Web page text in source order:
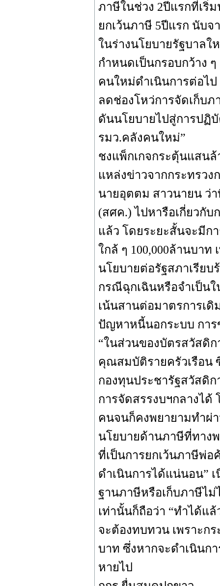
ภาษีในช่วง 2ปีแรกที่เริ่
ยกเว้นภาษี 5ปีแรก นับจ
ในร่างนโยบายรัฐบาล
กำหนดเป็นกรอบกว้าง
คนใหม่ดำเนินการต่อไ
ลดช่องโหว่การจัดเก็บ
ดันนโยบายไปสู่การปฏิ
รมว.คลังคนใหม่”
ชงแพ็กเกจกระตุ้นแสน
แหล่งข่าวจากกระทรวง
นายอุตตม สาวนายน ว่า
(สศค.) ไปหารือเกี่ยวกั
แล้ว โดยระยะสั้นจะมีก
ใกล้ ๆ 100,000ล้านบา
นโยบายต่อรัฐสภาเรียบ
กรณีฉุกเฉินหรือจำเป็นใ
เน้นสานต่อมาตรการเดิ
ปัญหาหนี้นอกระบบ การ
“ในส่วนของบัตรสวัสดิ
คุณสมบัติรายครัวเรือน
กองทุนประชารัฐสวัสดิก
การจัดสรรงบฯกลางได้
คนจนก็คงพยายามทำผ่
นโยบายด้านภาษีที่ทาง
ที่เป็นการยกเว้นภาษีพ่
ดำเนินการได้แน่นอน”
ฐานภาษีหรือเก็บภาษีไ
เท่านั้นก็ถือว่า “ทำได้แ
จะต้องทบทวน เพราะก
บาท ซึ่งหากจะดำเนินก
หายไป